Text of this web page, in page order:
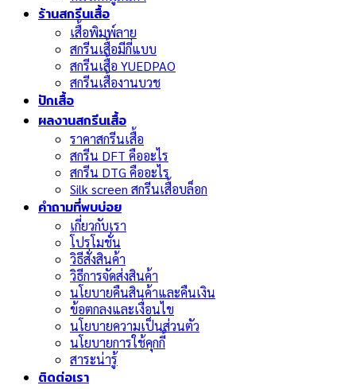
ร้านสกรีนเสื้อ
เสื้อพิมพ์ลาย
สกรีนเสื้อมีกี่แบบ
สกรีนเสื้อ YUEDPAO
สกรีนเสื้องานบวช
ปักเสื้อ
ผลงานสกรีนเสื้อ
ราคาสกรีนเสื้อ
สกรีน DFT คืออะไร
สกรีน DTG คืออะไร
Silk screen สกรีนเสื้อบล็อก
คำถามที่พบบ่อย
เกี่ยวกับเรา
โปรโมชั่น
วิธีสั่งสินค้า
วิธีการจัดส่งสินค้า
นโยบายคืนสินค้าและคืนเงิน
ข้อตกลงและเงื่อนไข
นโยบายความเป็นส่วนตัว
นโยบายการใช้คุกกี้
สาระน่ารู้
ติดต่อเรา